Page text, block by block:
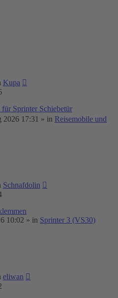
Kupa
Sprinter Schiebetür
2026 17:31 » in Reisemobile und
Schnafdolin
10:02 » in Sprinter 3 (VS30)
eliwan